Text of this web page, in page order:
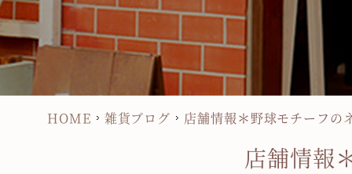
HOME 雑貨ブログ 店舗情報＊野球モチーフ
店舗情報